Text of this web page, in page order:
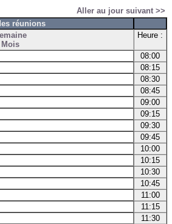
Aller au jour suivant >>
réunions
Mois
Heure :
08:00
08:15
08:30
08:45
09:00
09:15
09:30
09:45
10:00
10:15
10:30
10:45
11:00
11:15
11:30